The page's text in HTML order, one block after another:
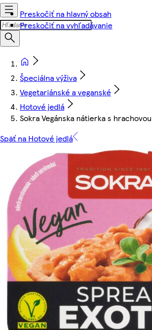
Preskočiť na hlavný obsah
Preskočiť na vyhľadávanie
Špeciálna výživa
Vegetariánské a veganské
Hotové jedlá
Sokra Vegánska nátierka s
Späť na Hotové jedlá